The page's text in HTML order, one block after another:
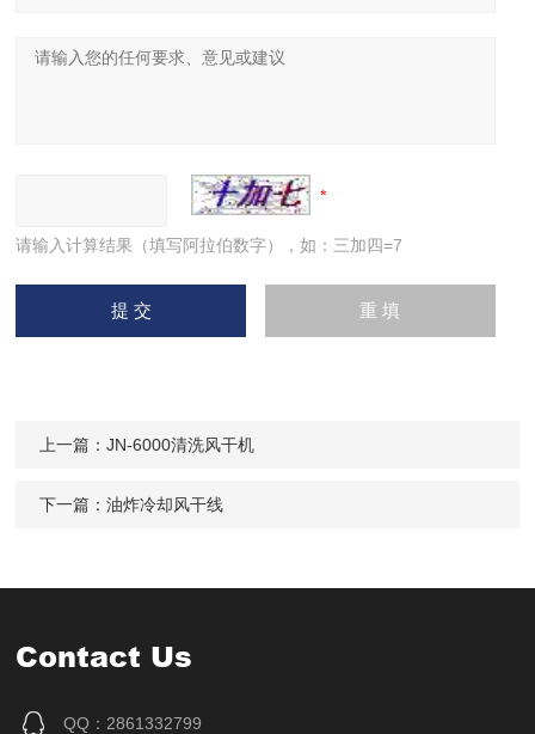
请输入计算结果（填写阿拉伯数字），如：三加四=7
上一篇：JN-6000清洗风干机
下一篇：油炸冷却风干线
Contact Us
QQ：2861332799